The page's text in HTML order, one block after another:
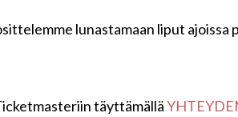
lunastamaan liput ajoissa
täyttämällä